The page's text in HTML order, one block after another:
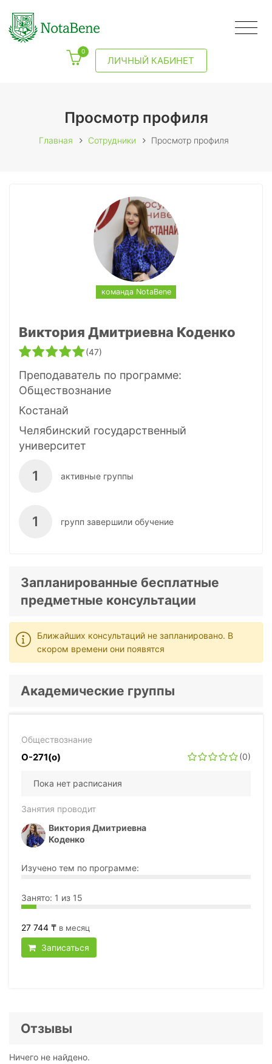
0
ЛИЧНЫЙ КАБИНЕТ
Просмотр профиля
Главная Сотрудники Просмотр профиля
команда NotaBene
Виктория Дмитриевна Коденко
(47)
Преподаватель по программе:
Обществознание
Костанай
Челябинский государственный
университет
1 активные группы
1 групп завершили обучение
Запланированные бесплатные
предметные консультации
Ближайших консультаций не запланировано. В
скором времени они появятся
Академические группы
Обществознание
О-271(о) (0)
Пока нет расписания
Занятия проводит
Виктория Дмитриевна
Коденко
Изучено тем по программе:
Занято: 1 из 15
27 744 ₸ в месяц
Записаться
Отзывы
Ничего не найдено.